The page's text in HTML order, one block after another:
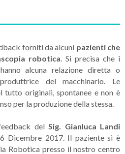
forniti da alcuni pazienti che
robotica. Si precisa che i
alcuna relazione diretta o
del macchinario. Le
tutto originali, spontanee e non è
per la produzione della stessa.
del Sig. Gianluca Landi
Dicembre 2017. Il paziente si è
Robotica presso il nostro centro